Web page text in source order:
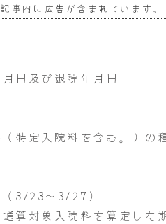
記事内に広告が含まれています。
日及び退院年月日
特定入院料を含む。）の
23～3/27）
算対象入院料を算定した